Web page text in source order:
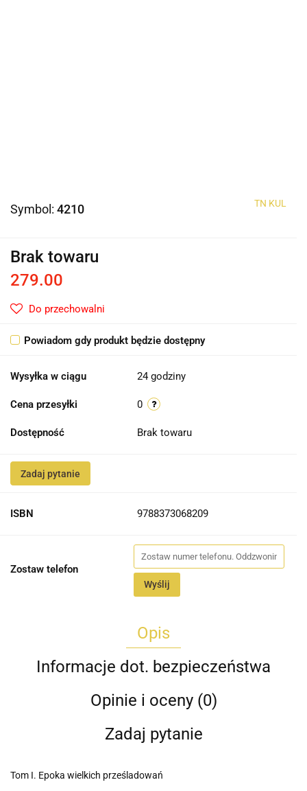
Symbol: 4210 TN KUL
Brak towaru
279.00
Do przechowalni
Powiadom gdy produkt będzie dostępny
Wysyłka w ciągu 24 godziny
Cena przesyłki 0
Dostępność Brak towaru
Zadaj pytanie
ISBN 9788373068209
Zostaw telefon
Wyślij
Opis
Informacje dot. bezpieczeństwa
Opinie i oceny (0)
Zadaj pytanie
Tom I. Epoka wielkich prześladowań